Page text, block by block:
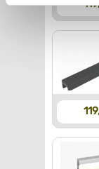
Du kan se mere